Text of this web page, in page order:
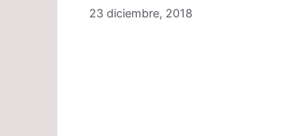
23 diciembre, 2018